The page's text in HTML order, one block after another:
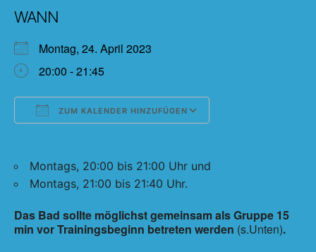
WANN
Montag, 24. April 2023
20:00 - 21:45
ZUM KALENDER HINZUFÜGEN
Montags, 20:00 bis 21:00 Uhr und
Montags, 21:00 bis 21:40 Uhr.
Das Bad sollte möglichst gemeinsam als Gruppe 15
min vor Trainingsbeginn betreten werden (s.Unten).